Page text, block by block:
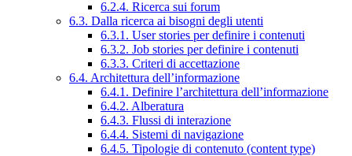
6.2.4. Ricerca sui forum
6.3. Dalla ricerca ai bisogni degli utenti
6.3.1. User stories per definire i contenuti
6.3.2. Job stories per definire i contenuti
6.3.3. Criteri di accettazione
6.4. Architettura dell’informazione
6.4.1. Definire l’architettura dell’informazione
6.4.2. Alberatura
6.4.3. Flussi di interazione
6.4.4. Sistemi di navigazione
6.4.5. Tipologie di contenuto (content type)